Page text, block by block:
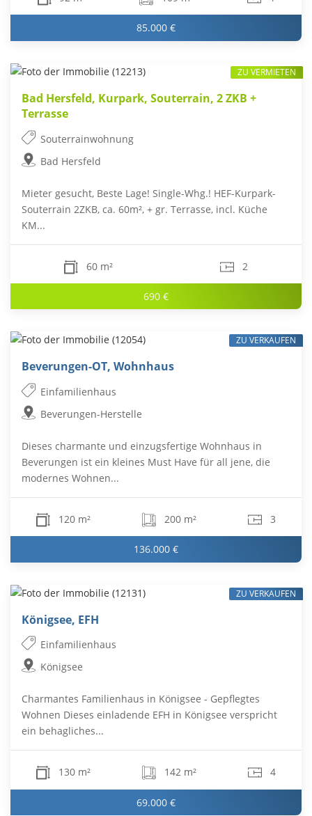
85.000 €
Bad Hersfeld, Kurpark, Souterrain, 2 ZKB +
Terrasse
Souterrainwohnung
Bad Hersfeld
Mieter gesucht, Beste Lage! Single-Whg.! HEF-Kurpark-
Souterrain 2ZKB, ca. 60m², + gr. Terrasse, incl. Küche
KM...
60 m² 2
690 €
ZU VERMIETEN
Beverungen-OT, Wohnhaus
Einfamilienhaus
Beverungen-Herstelle
Dieses charmante und einzugsfertige Wohnhaus in
Beverungen ist ein kleines Must Have für all jene, die
modernes Wohnen...
120 m² 200 m² 3
136.000 €
ZU VERKAUFEN
Königsee, EFH
Einfamilienhaus
Königsee
Charmantes Familienhaus in Königsee - Gepflegtes
Wohnen Dieses einladende EFH in Königsee verspricht
ein behagliches...
130 m² 142 m² 4
69.000 €
ZU VERKAUFEN